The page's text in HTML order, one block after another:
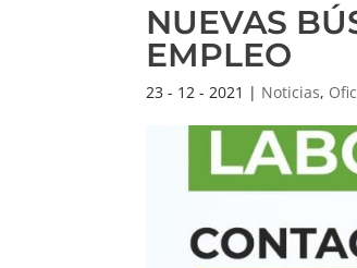
NUEVAS
EMPLEO
23 - 12 - 2021 | Noticias,